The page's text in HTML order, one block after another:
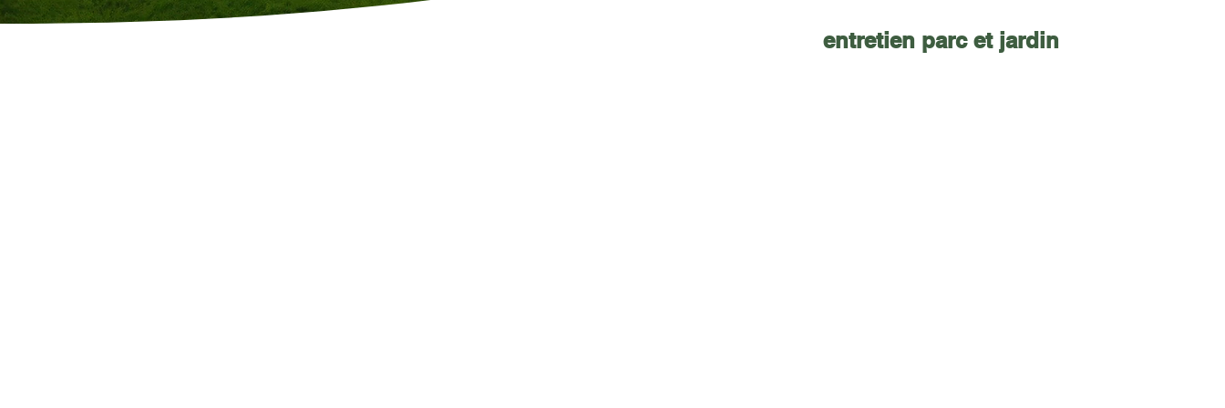
entretien parc et jardin